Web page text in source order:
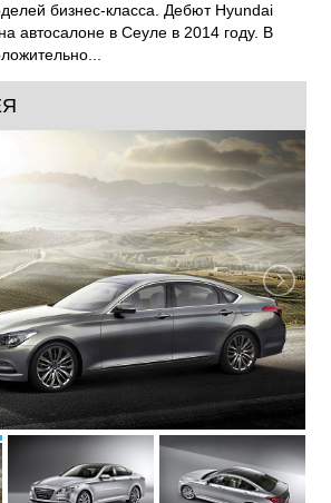
бизнес-класса. Дебют Hyundai
автосалоне в Сеуле в 2014 году. В